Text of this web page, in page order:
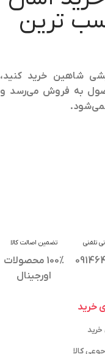
ترین
شاهین خرید کنید،
به فروش می‌رسد و
تلفنی تضمین اصالت کالا
100% محصولات
اورجینال
خرید
خرید
کالا